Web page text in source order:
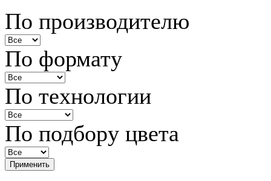
По производителю
По формату
По технологии
По подбору цвета